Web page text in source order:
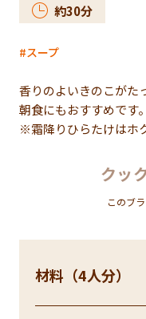
約30分
スープ
香りのよいきのこがた
朝食にもおすすめです。
※霜降りひらたけはホ
クッ
このブ
材料（4人分）